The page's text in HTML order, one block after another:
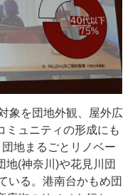
象を団地外観、屋外広
ミュニティの形成にも
地まるごとリノベー
地(神奈川)や花見川団
いる。港南台かもめ団